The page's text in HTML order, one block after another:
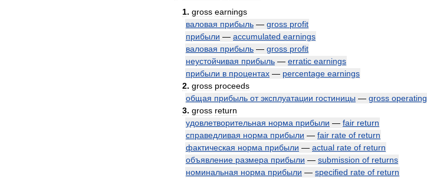
1. gross earnings
валовая прибыль — gross profit
прибыли — accumulated earnings
валовая прибыль — gross profit
неустойчивая прибыль — erratic earnings
прибыли в процентах — percentage earnings
2. gross proceeds
общая прибыль от эксплуатации гостиницы — gross operating
3. gross return
удовлетворительная норма прибыли — fair return
справедливая норма прибыли — fair rate of return
фактическая норма прибыли — actual rate of return
объявление размера прибыли — submission of returns
номинальная норма прибыли — specified rate of return